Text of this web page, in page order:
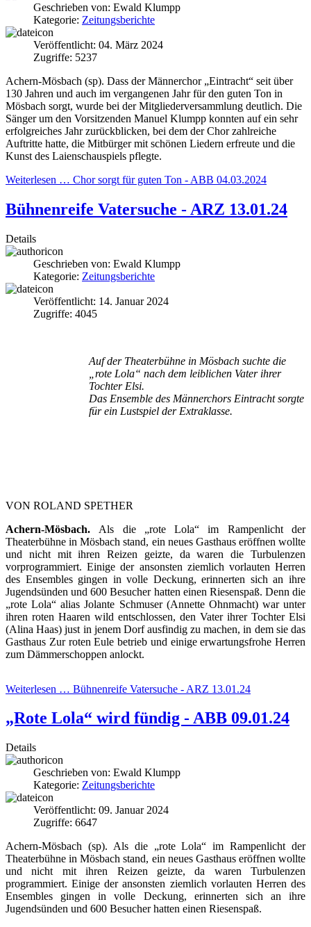
Geschrieben von: Ewald Klumpp
Kategorie: Zeitungsberichte
Veröffentlicht: 04. März 2024
Zugriffe: 5237
Achern-Mösbach (sp). Dass der Männerchor „Eintracht“ seit über
130 Jahren und auch im vergangenen Jahr für den guten Ton in
Mösbach sorgt, wurde bei der Mitgliederversammlung deutlich. Die
Sänger um den Vorsitzenden Manuel Klumpp konnten auf ein sehr
erfolgreiches Jahr zurückblicken, bei dem der Chor zahlreiche
Auftritte hatte, die Mitbürger mit schönen Liedern erfreute und die
Kunst des Laienschauspiels pflegte.
Weiterlesen … Chor sorgt für guten Ton - ABB 04.03.2024
Bühnenreife Vatersuche - ARZ 13.01.24
Details
Geschrieben von: Ewald Klumpp
Kategorie: Zeitungsberichte
Veröffentlicht: 14. Januar 2024
Zugriffe: 4045
Auf der Theaterbühne in Mösbach suchte die
„rote Lola“ nach dem leiblichen Vater ihrer
Tochter Elsi.
Das Ensemble des Männerchors Eintracht sorgte
für ein Lustspiel der Extraklasse.
VON ROLAND SPETHER
Achern-Mösbach. Als die „rote Lola“ im Rampenlicht der
Theaterbühne in Mösbach stand, ein neues Gasthaus eröffnen wollte
und nicht mit ihren Reizen geizte, da waren die Turbulenzen
vorprogrammiert. Einige der ansonsten ziemlich vorlauten Herren
des Ensembles gingen in volle Deckung, erinnerten sich an ihre
Jugendsünden und 600 Besucher hatten einen Riesenspaß. Denn die
„rote Lola“ alias Jolante Schmuser (Annette Ohnmacht) war unter
ihren roten Haaren wild entschlossen, den Vater ihrer Tochter Elsi
(Alina Haas) just in jenem Dorf ausfindig zu machen, in dem sie das
Gasthaus Zur roten Eule betrieb und einige erwartungsfrohe Herren
zum Dämmerschoppen anlockt.
Weiterlesen … Bühnenreife Vatersuche - ARZ 13.01.24
„Rote Lola“ wird fündig - ABB 09.01.24
Details
Geschrieben von: Ewald Klumpp
Kategorie: Zeitungsberichte
Veröffentlicht: 09. Januar 2024
Zugriffe: 6647
Achern-Mösbach (sp). Als die „rote Lola“ im Rampenlicht der
Theaterbühne in Mösbach stand, ein neues Gasthaus eröffnen wollte
und nicht mit ihren Reizen geizte, da waren Turbulenzen
programmiert. Einige der ansonsten ziemlich vorlauten Herren des
Ensembles gingen in volle Deckung, erinnerten sich an ihre
Jugendsünden und 600 Besucher hatten einen Riesenspaß.